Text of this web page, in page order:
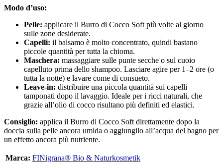
Modo d’uso:
Pelle: applicare il Burro di Cocco Soft più volte al giorno
sulle zone desiderate.
Capelli: il balsamo è molto concentrato, quindi bastano
piccole quantità per tutta la chioma.
Maschera: massaggiare sulle punte secche o sul cuoio
capelluto prima dello shampoo. Lasciare agire per 1–2 ore (o
tutta la notte) e lavare come di consueto.
Leave-in: distribuire una piccola quantità sui capelli
tamponati dopo il lavaggio. Ideale per i ricci naturali, che
grazie all’olio di cocco risultano più definiti ed elastici.
Consiglio: applica il Burro di Cocco Soft direttamente dopo la
doccia sulla pelle ancora umida o aggiungilo all’acqua del bagno per
un effetto ancora più nutriente.
Marca: FINigrana® Bio & Naturkosmetik